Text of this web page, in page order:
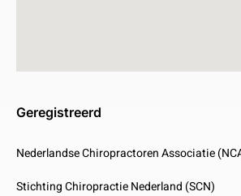
Geregistreerd
Nederlandse Chiropractoren Associatie
Stichting Chiropractie Nederland (SCN)